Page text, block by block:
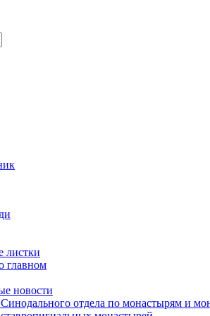
листки
главном
новости
отдела по монастырям и